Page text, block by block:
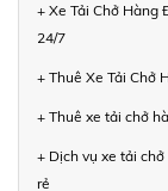
+ Xe Tải Chở Hàng
24/7
+ Thuê Xe Tải Chở
+ Thuê xe tải chở
+ Dịch vụ xe tải
rẻ